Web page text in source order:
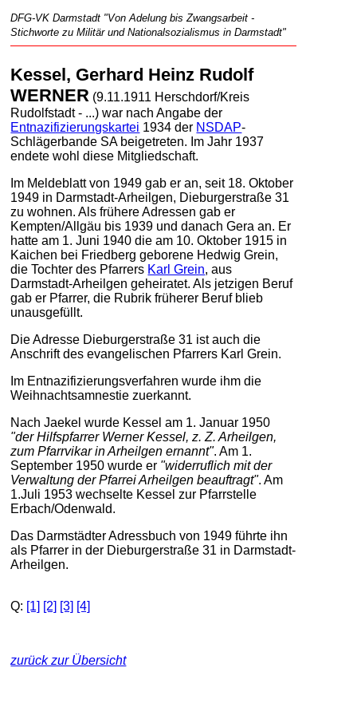
DFG-VK Darmstadt "Von Adelung bis Zwangsarbeit -
Stichworte zu Militär und Nationalsozialismus in Darmstadt"
Kessel, Gerhard Heinz Rudolf
WERNER (9.11.1911 Herschdorf/Kreis
Rudolfstadt - ...) war nach Angabe der
Entnazifizierungskartei 1934 der NSDAP-
Schlägerbande SA beigetreten. Im Jahr 1937
endete wohl diese Mitgliedschaft.
Im Meldeblatt von 1949 gab er an, seit 18. Oktober
1949 in Darmstadt-Arheilgen, Dieburgerstraße 31
zu wohnen. Als frühere Adressen gab er
Kempten/Allgäu bis 1939 und danach Gera an. Er
hatte am 1. Juni 1940 die am 10. Oktober 1915 in
Kaichen bei Friedberg geborene Hedwig Grein,
die Tochter des Pfarrers Karl Grein, aus
Darmstadt-Arheilgen geheiratet. Als jetzigen Beruf
gab er Pfarrer, die Rubrik früherer Beruf blieb
unausgefüllt.
Die Adresse Dieburgerstraße 31 ist auch die
Anschrift des evangelischen Pfarrers Karl Grein.
Im Entnazifizierungsverfahren wurde ihm die
Weihnachtsamnestie zuerkannt.
Nach Jaekel wurde Kessel am 1. Januar 1950
"der Hilfspfarrer Werner Kessel, z. Z. Arheilgen,
zum Pfarrvikar in Arheilgen ernannt". Am 1.
September 1950 wurde er "widerruflich mit der
Verwaltung der Pfarrei Arheilgen beauftragt". Am
1.Juli 1953 wechselte Kessel zur Pfarrstelle
Erbach/Odenwald.
Das Darmstädter Adressbuch von 1949 führte ihn
als Pfarrer in der Dieburgerstraße 31 in Darmstadt-
Arheilgen.
Q: [1] [2] [3] [4]
zurück zur Übersicht